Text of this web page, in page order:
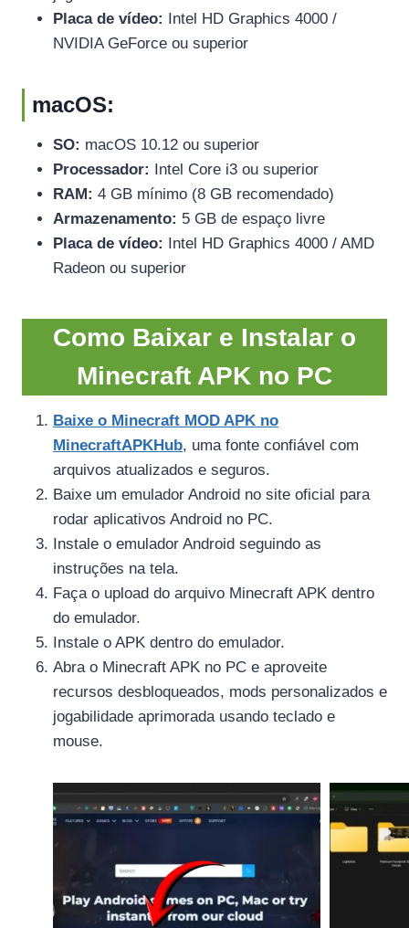
Placa de vídeo:
Intel HD Graphics 4000 /
NVIDIA GeForce ou superior
macOS:
SO: macOS 10.12 ou superior
Processador:
Intel Core i3 ou superior
RAM: 4 GB mínimo (8 GB recomendado)
Armazenamento: 5 GB de espaço livre
Placa de vídeo:
Intel HD Graphics 4000 / AMD
Radeon ou superior
Como Baixar e Instalar o
Minecraft APK no PC
Baixe o Minecraft MOD APK no
MinecraftAPKHub, uma fonte confiável com
arquivos atualizados e seguros.
Baixe um emulador Android no site oficial para
rodar aplicativos Android no PC.
Instale o emulador Android seguindo as
instruções na tela.
Faça o upload do arquivo Minecraft APK dentro
do emulador.
Instale o APK dentro do emulador.
Abra o Minecraft APK no PC e aproveite
recursos desbloqueados, mods personalizados e
jogabilidade aprimorada usando teclado e
mouse.